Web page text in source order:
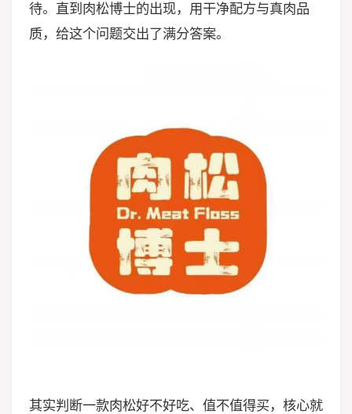
待。直到肉松博士的出现，用干净配方与真肉品
质，给这个问题交出了满分答案。
其实判断一款肉松好不好吃、值不值得买，核心就